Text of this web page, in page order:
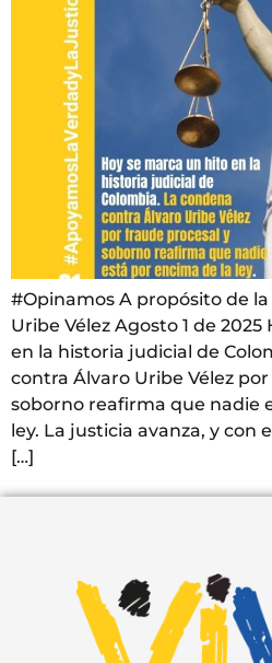
#Opinamos A propósito de
Uribe Vélez Agosto 1 de
en la historia judicial de
contra Álvaro Uribe Vélez
soborno reafirma que nadie
ley. La justicia avanza, y con
[…]